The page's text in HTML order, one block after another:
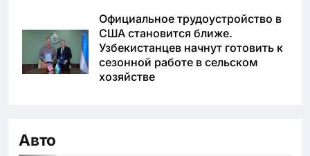
Официальное трудоустройство в
США становится ближе.
Узбекистанцев начнут готовить к
сезонной работе в сельском
хозяйстве
Авто